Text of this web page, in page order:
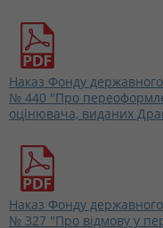
Наказ Фонду
№ 440 "Про
оцінювача, виданих
Наказ Фонду
№ 327 "Про відмову у